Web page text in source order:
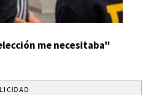
me necesitaba"